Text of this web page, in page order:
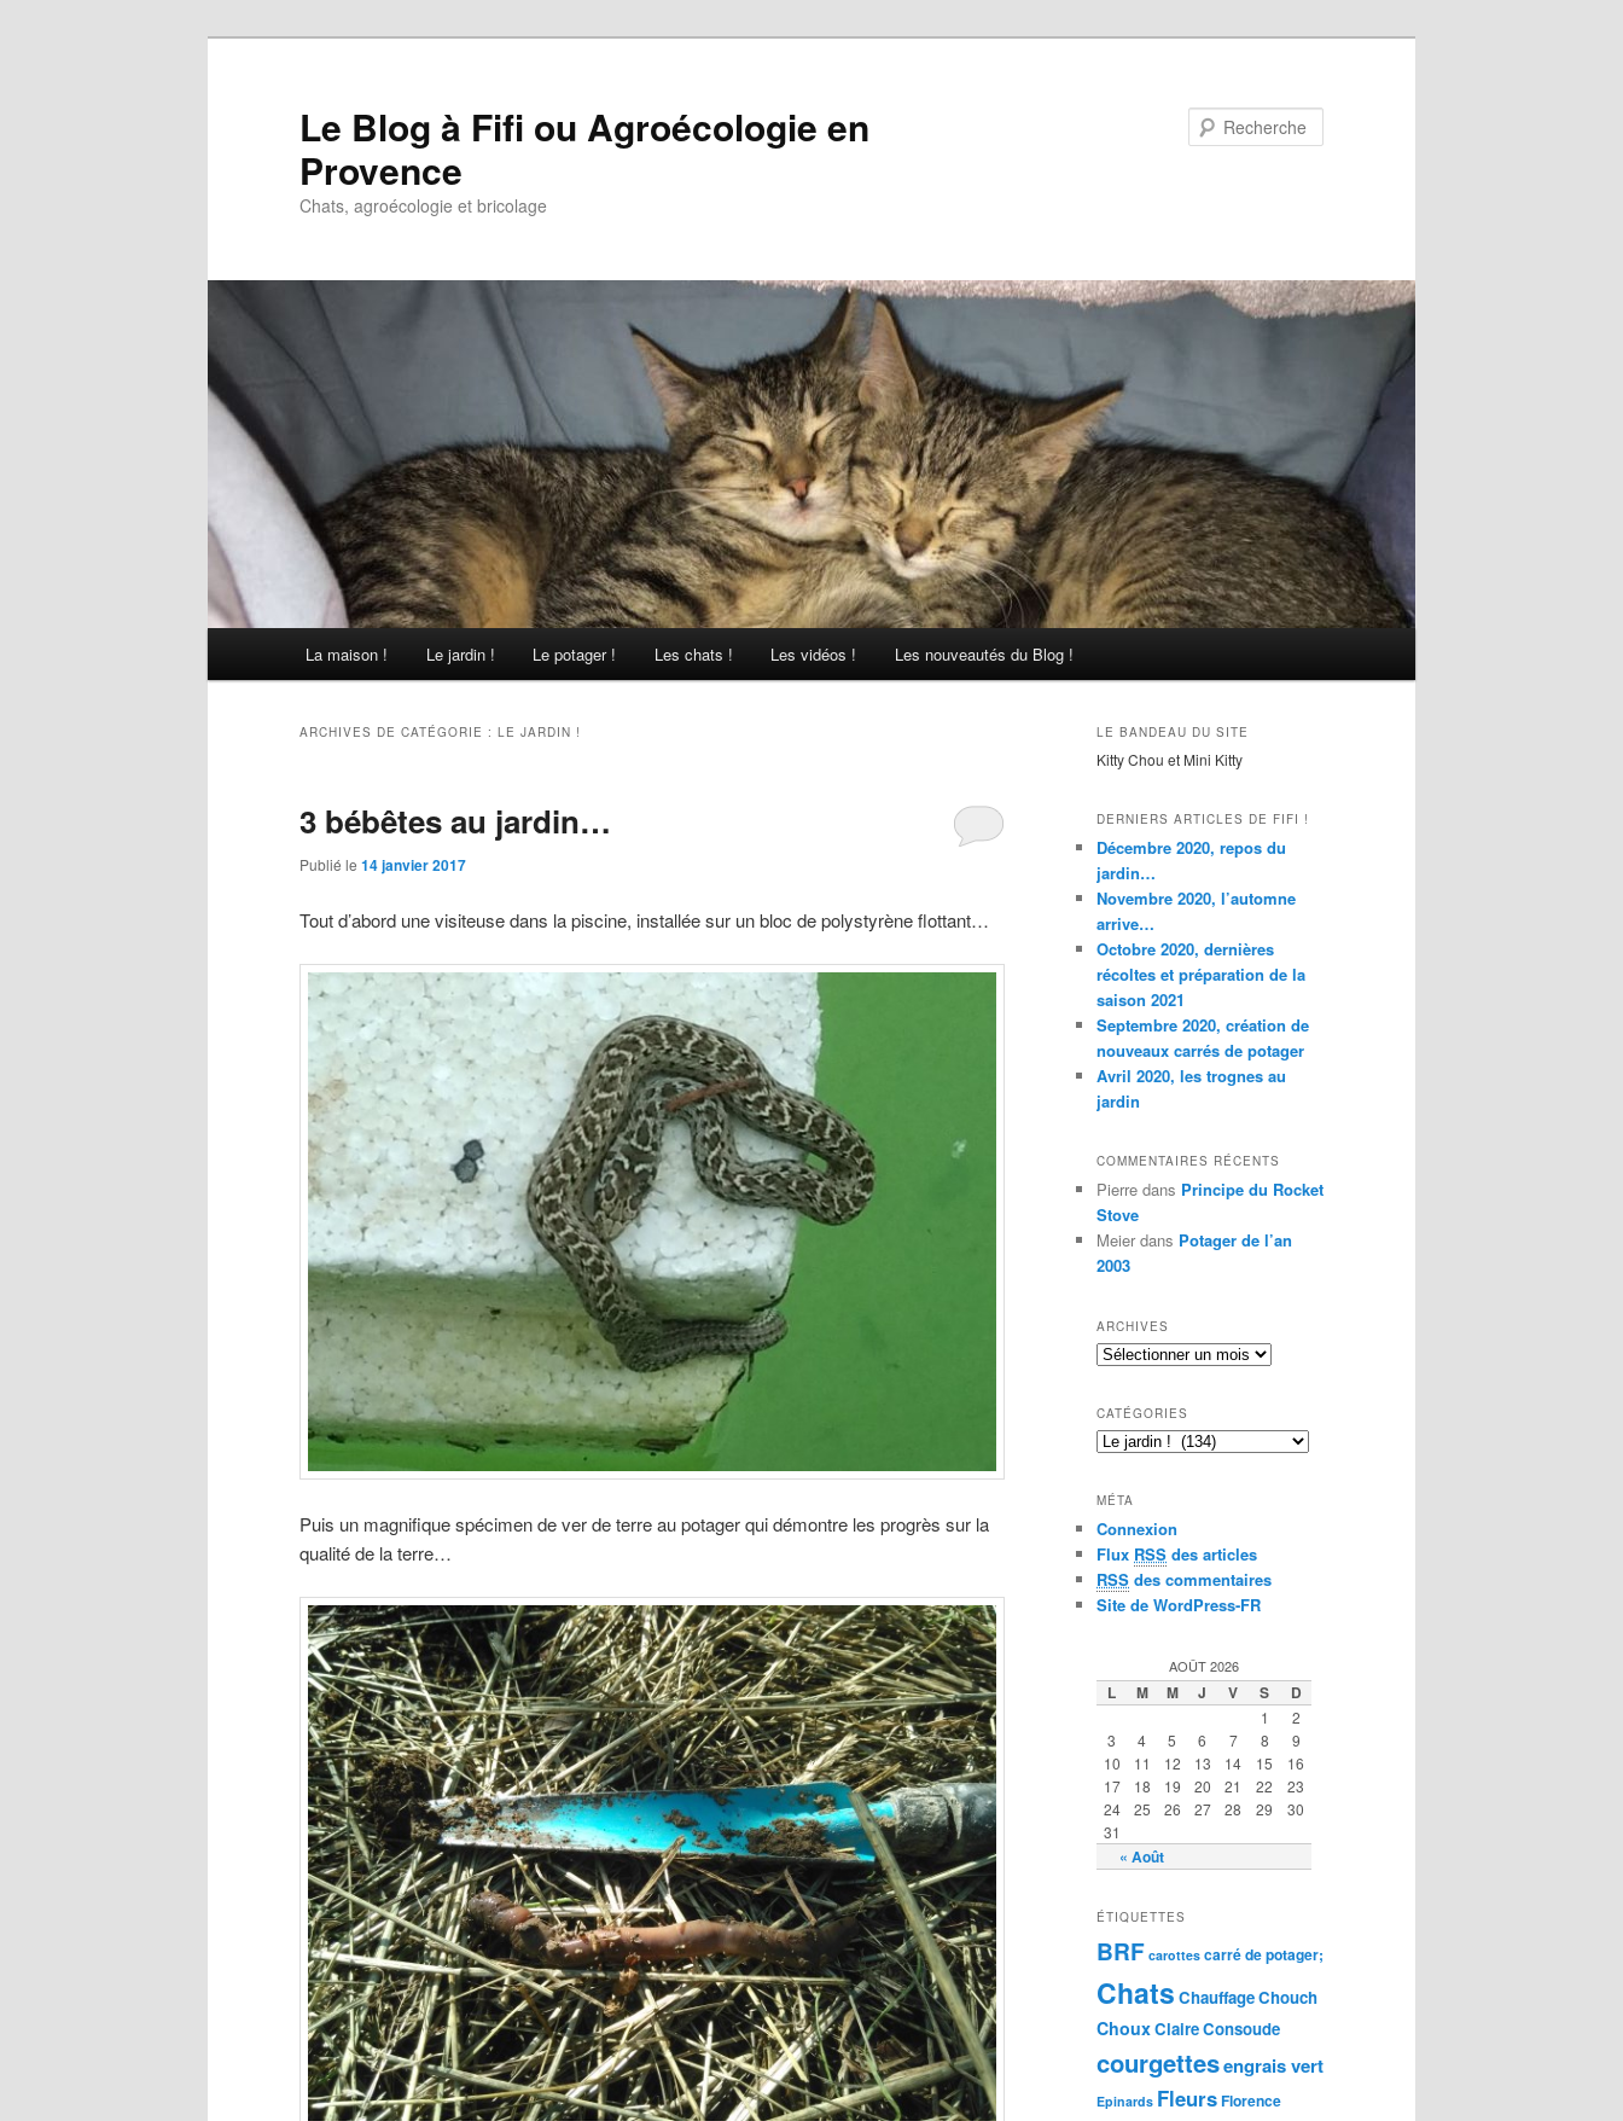
Le Blog à Fifi ou Agroécologie en
Provence
Chats, agroécologie et bricolage
Aller
principal
Aller
secondaire
La maison ! Le jardin ! Le potager ! Les chats ! Les vidéos ! Les nouveautés du Blog !
ARCHIVES DE CATÉGORIE : LE JARDIN !
3 bébêtes au jardin…
Publié le 14 janvier 2017
Tout d’abord une visiteuse dans la piscine, installée sur un bloc de polystyrène flottant…
Puis un magnifique spécimen de ver de terre au potager qui démontre les progrès sur la
qualité de la terre…
LE BANDEAU DU SITE
Kitty Chou et Mini Kitty
DERNIERS ARTICLES DE FIFI !
Décembre 2020, repos du
jardin…
Novembre 2020, l’automne
arrive…
Octobre 2020, dernières
récoltes et préparation de la
saison 2021
Septembre 2020, création de
nouveaux carrés de potager
Avril 2020, les trognes au
jardin
COMMENTAIRES RÉCENTS
Pierre dans Principe du Rocket
Stove
Meier dans Potager de l’an
2003
ARCHIVES
A
h
e
CATÉGORIES
C
é
g
o
r
i
MÉTA
Connexion
Flux RSS des articles
RSS des commentaires
Site de WordPress-FR
AOÛT 2026
L M M J V S D
« Août
1
2
3
4 5 6 7 8
9
10
11 12 13 14 15
16
17
18 19 20 21 22
23
24
25 26 27 28 29
30
31
ÉTIQUETTES
BRF carottes carré de potager;
Chats ChauffageChouch
ChouxClaireConsoude
courgettesengrais vert
Epinards FleursFlorence